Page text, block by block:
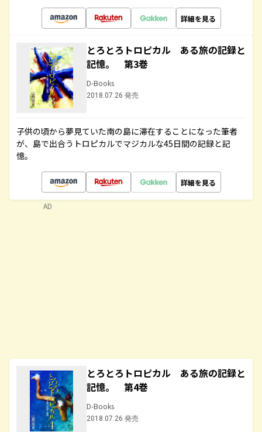
詳細を見る
とろとろトロピカル ある旅の記録と
記憶。 第3巻
D-Books
2018.07.26 発売
子供の頃から夢見ていた南の島に滞在することになった筆者
が、島で出合うトロピカルでマジカルな45日間の記録と記
憶。
詳細を見る
とろとろトロピカル ある旅の記録と
記憶。 第4巻
D-Books
2018.07.26 発売
AD